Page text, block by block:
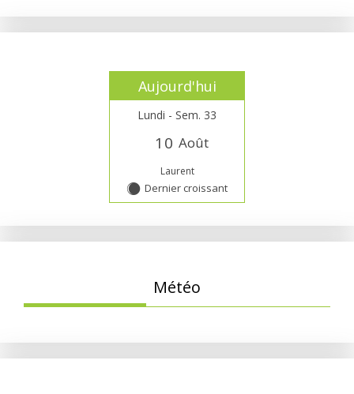
Aujourd'hui
Lundi - Sem. 33
1 0 Août
Laurent
Y Dernier croissant
Météo